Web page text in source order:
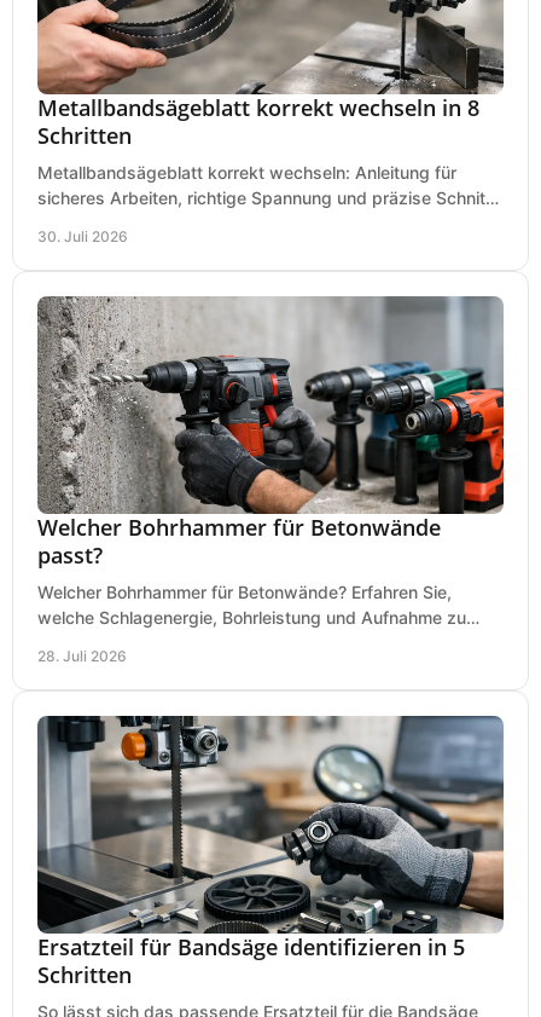
Metallbandsägeblatt korrekt wechseln in 8
Schritten
Metallbandsägeblatt korrekt wechseln: Anleitung für
sicheres Arbeiten, richtige Spannung und präzise Schnitte
30. Juli 2026
Welcher Bohrhammer für Betonwände
passt?
Welcher Bohrhammer für Betonwände? Erfahren Sie,
welche Schlagenergie, Bohrleistung und Aufnahme zu
28. Juli 2026
Ersatzteil für Bandsäge identifizieren in 5
Schritten
So lässt sich das passende Ersatzteil für die Bandsäge